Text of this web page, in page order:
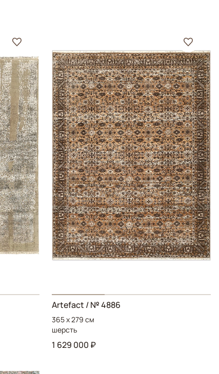
Artefact / № 4886
365 x 279 см
шерсть
1 629 000 ₽